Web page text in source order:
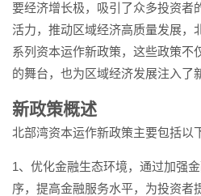
要经济增长极，吸引了众多投资者
活力，推动区域经济高质量发展，
系列资本运作新政策，这些政策不
的舞台，也为区域经济发展注入了
新政策概述
北部湾资本运作新政策主要包括以
1、优化金融生态环境，通过加强
序，提高金融服务水平，为投资者